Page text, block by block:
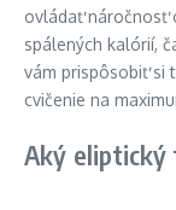
ovládať náročnosť
spálených kalórií,
vám prispôsobiť si
cvičenie na
Aký eliptický